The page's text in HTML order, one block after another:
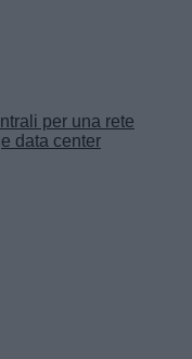
per una rete
data center